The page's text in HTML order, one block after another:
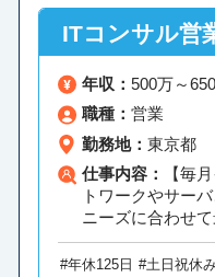
ITコンサル営
年収： 500万～
職種： 営業
勤務地： 東京都
仕事内容：
【毎
トワークやサー
ニーズに合わせ
#年休125日 #土日祝休